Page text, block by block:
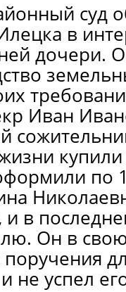
суд
в
дочери.
Иван
по
и в
Он в
и не успел